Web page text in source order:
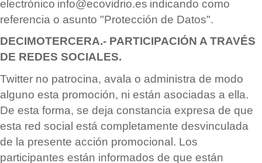
electrónico info@ecovidrio.es indicando como
referencia o asunto "Protección de Datos".
DECIMOTERCERA.- PARTICIPACIÓN A TRAVÉS
DE REDES SOCIALES.
Twitter no patrocina, avala o administra de modo
alguno esta promoción, ni están asociadas a ella.
De esta forma, se deja constancia expresa de que
esta red social está completamente desvinculada
de la presente acción promocional. Los
participantes están informados de que están